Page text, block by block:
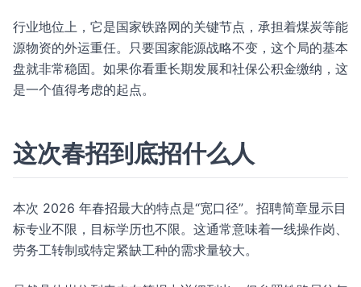
行业地位上，它是国家铁路网的关键节点，承担着煤炭等能
源物资的外运重任。只要国家能源战略不变，这个局的基本
盘就非常稳固。如果你看重长期发展和社保公积金缴纳，这
是一个值得考虑的起点。
这次春招到底招什么人
本次 2026 年春招最大的特点是“宽口径”。招聘简章显示目
标专业不限，目标学历也不限。这通常意味着一线操作岗、
劳务工转制或特定紧缺工种的需求量较大。